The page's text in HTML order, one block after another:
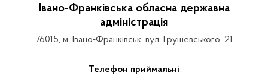
Івано-Франківська обласна державна
адміністрація
76015, м. Івано-Франківськ, вул. Грушевського, 21
Телефон приймальні